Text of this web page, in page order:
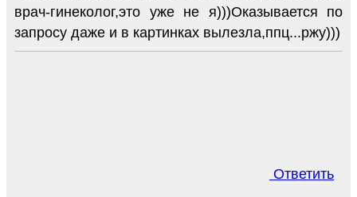
врач-гинеколог,это уже не я)))Оказывается по
запросу даже и в картинках вылезла,ппц...ржу)))
Ответить